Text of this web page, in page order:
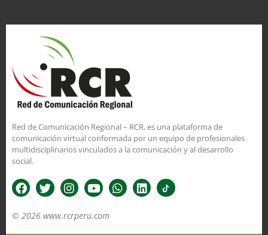
Red de Comunicación Regional – RCR, es una plataforma de
comunicación virtual conformada por un equipo de profesionales
multidisciplinarios vinculados a la comunicación y al desarrollo
social.
© 2026 www.rcrperu.com